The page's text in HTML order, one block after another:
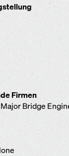
Firmen
Bridge